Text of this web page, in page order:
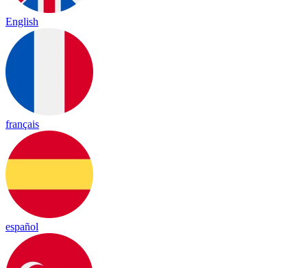
English
français
español